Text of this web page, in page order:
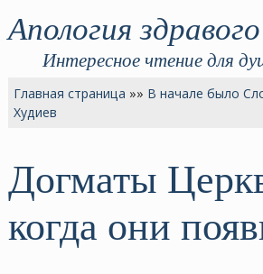
Апология
Интересное чтение для
Главная страница »» В начале было
Худиев
Догматы
когда они